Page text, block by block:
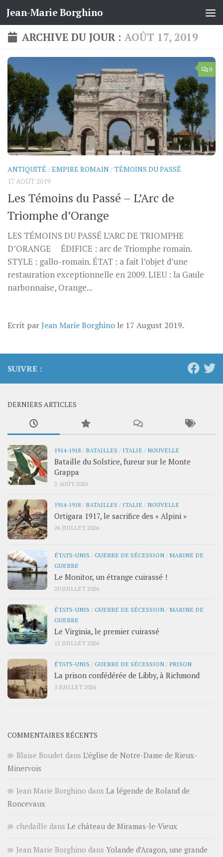
Skip to content
Jean-Marie Borghino
ARCHIVE DU JOUR : AOÛT 17, 2019
0
ANTIQUITÉ /EMPIRE ROMAIN /TÉMOINS DU PASSÉ
17 AOÛT 2019
Les Témoins du Passé – L’Arc de
Triomphe d’Orange
LES TÉMOINS DU PASSÉ L’ARC DE TRIOMPHE
D’ORANGE ÉDIFICE : arc de Triomphe romain.
STYLE : gallo-romain. ÉTAT : a fait l’objet d’une
restauration exceptionnelle en 2009. LIEU : la Gaule
narbonnaise, Orange...
Ecrit parJean Marie Borghino le 17 August 2019.
SUIVRE :
DERNIERS ARTICLES
1914-1918 / BATAILLES / ITALIE / NOUVELLE
Bataille du Solstice, fureur sur le Monte
Grappa
2 AOÛT 2026
1914-1918 / BATAILLES / ITALIE / NOUVELLE
Ortigara 1917, le sacrifice des « Alpini »
26 JUILLET 2026
ÉTATS-UNIS /GUERRE DE SÉCESSION / MARINE DE
GUERRE
Le Monitor, un étrange cuirassé !
20 JUILLET 2026
ÉTATS-UNIS /GUERRE DE SÉCESSION / MARINE DE
GUERRE
Le Virginia, le premier cuirassé
12 JUILLET 2026
ÉTATS-UNIS /GUERRE DE SÉCESSION / PRISON
La prison confédérée de Libby, à Richmond
5 JUILLET 2026
COMMENTAIRES RÉCENTS
Blaise Boudet dans L’église de Notre-Dame de Rieux-
Minervois
Jean Marie Borghino dans La légende de Roland de
Roncevaux
chedaille dans Le château de Miramas-le-Vieux
Jean Marie Borghino dans Yolande d’Aragon, une grande